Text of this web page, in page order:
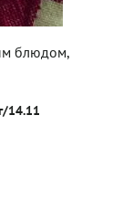
блюдом,
14.11